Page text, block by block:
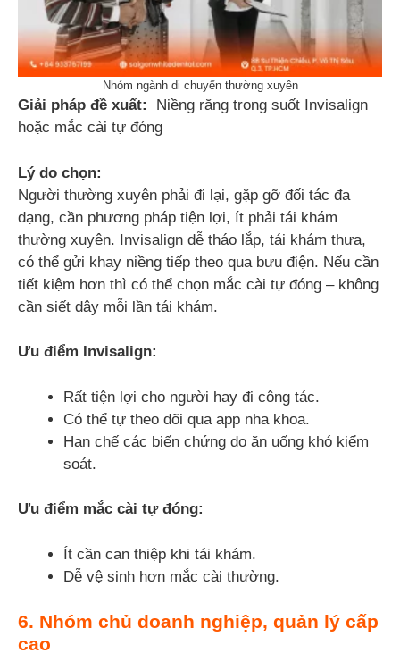
Nhóm ngành di chuyển thường xuyên
Giải pháp đề xuất:
Niềng răng trong suốt Invisalign
hoặc mắc cài tự đóng
Lý do chọn:
Người thường xuyên phải đi lại, gặp gỡ đối tác đa
dạng, cần phương pháp tiện lợi, ít phải tái khám
thường xuyên. Invisalign dễ tháo lắp, tái khám thưa,
có thể gửi khay niềng tiếp theo qua bưu điện. Nếu cần
tiết kiệm hơn thì có thể chọn mắc cài tự đóng – không
cần siết dây mỗi lần tái khám.
Ưu điểm Invisalign:
Rất tiện lợi cho người hay đi công tác.
Có thể tự theo dõi qua app nha khoa.
Hạn chế các biến chứng do ăn uống khó kiểm
soát.
Ưu điểm mắc cài tự đóng:
Ít cần can thiệp khi tái khám.
Dễ vệ sinh hơn mắc cài thường.
6. Nhóm chủ doanh nghiệp, quản lý cấp
cao